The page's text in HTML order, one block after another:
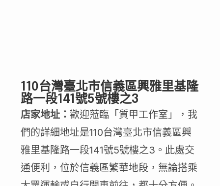
110台灣臺北市信義區興雅里基隆
路一段141號5號樓之3
店家地址：歡迎蒞臨「質甲工作室」，我
們的詳細地址是110台灣臺北市信義區興
雅里基隆路一段141號5號樓之3。此處交
通便利，位於信義區繁華地段，無論搭乘